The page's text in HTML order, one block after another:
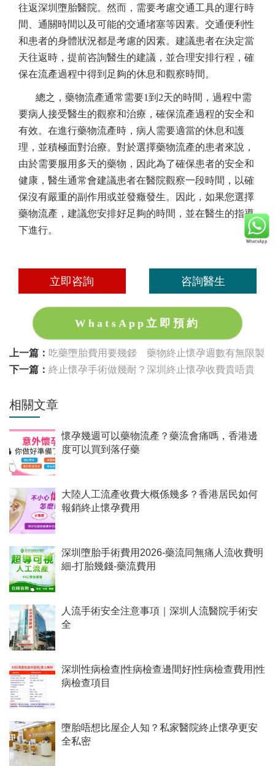
往返深圳墮胎醫院。然而，需要考慮交通工具的運行時
間、通關時間以及可能的交通堵塞等因素。交通便利性
和患者的身體狀況都是考慮的因素。建議患者在決定當
天往返時，提前咨詢醫生的建議，並合理安排行程，確
保在流產過程中得到足夠的休息和觀察時間。
總之，藥物流產通常需要1到2天的時間，過程中需
要病人接受醫生的觀察和治療，確保流產過程的安全和
有效。在進行藥物流產時，病人需要適當的休息和護
理，並積極面對治療。對於選擇藥物流產的患者來說，
由於需要服用多天的藥物，因此為了確保患者的安全和
健康，醫生通常會建議患者在醫院觀察一段時間，以確
保沒有嚴重的副作用或並發癥發生。因此，如果您選擇
藥物流產，建議您安排好足夠的時間，並在醫生的指導
下進行。
立即咨詢 咨詢醫生
WhatsApp立即預約
上一篇： 吃藥墮胎費用要幾錢，藥物終止懷孕週數有無限製
下一篇： 終止懷孕手術做幾耐？深圳終止懷孕收費貴唔貴
相關文章
懷孕幾週可以藥物流產？藥流會痛嗎，香港邊
度可以買到落仔藥
大陸人工流產收費大概係幾多？香港居民如何
報銷終止懷孕費用
深圳墮胎手術費用2026-藥流同無痛人流收費明
細-打胎幾錢-藥流費用
人流手術安全注意事項｜深圳人流醫院手術安
全
深圳性病檢查|性病檢查邊間好|性病檢查費用|性
病檢查項目
墮胎唔想比屋企人知？私家醫院終止懷孕更安
全私密